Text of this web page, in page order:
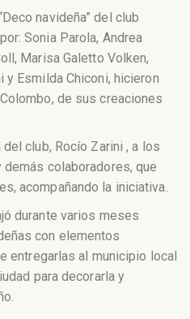
navideña” del club
Sonia Parola, Andrea
Marisa Galetto Volken,
y Esmilda Chiconi, hicieron
de sus creaciones
club, Rocío Zarini , a los
colaboradores, que
acompañando la iniciativa.
durante varios meses
con elementos
entregarlas al municipio local
para decorarla y